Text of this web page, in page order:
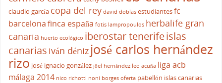
claudio garcía copa del rey david doblas estudiantesfc
barcelonafinca españa fotis lampropoulos herbalife gran
canaria huerto ecológico iberostar tenerifeislas
canarias iván déniz josé carlos hernández
rizo josé ignacio gonzález jöel hernández leo acuña liga acb
málaga 2014 nico richotti noni borges oferta pabellón islas canarias